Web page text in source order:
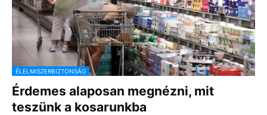
ÉLELMISZERBIZTONSÁG
Érdemes alaposan megnézni, mit
teszünk a kosarunkba